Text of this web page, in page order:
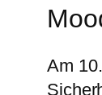
Am